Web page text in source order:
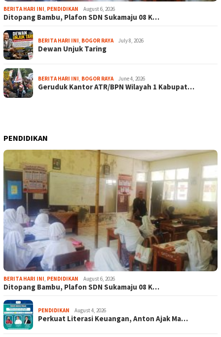
BERITA HARI INI, PENDIDIKAN August 6, 2026
Ditopang Bambu, Plafon SDN Sukamaju 08 K…
BERITA HARI INI, BOGOR RAYA July 8, 2026
Dewan Unjuk Taring
BERITA HARI INI, BOGOR RAYA June 4, 2026
Geruduk Kantor ATR/BPN Wilayah 1 Kabupat…
PENDIDIKAN
BERITA HARI INI, PENDIDIKAN August 6, 2026
Ditopang Bambu, Plafon SDN Sukamaju 08 K…
PENDIDIKAN August 4, 2026
Perkuat Literasi Keuangan, Anton Ajak Ma…